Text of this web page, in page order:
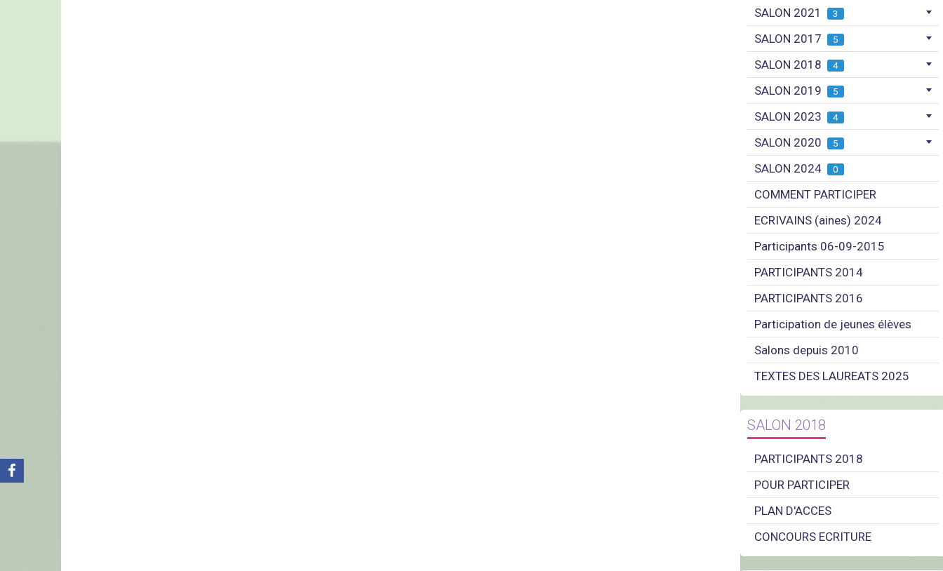
SALON 2021 3
SALON 2017 5
SALON 2018 4
SALON 2019 5
SALON 2023 4
SALON 2020 5
SALON 2024 0
COMMENT PARTICIPER
ECRIVAINS (aines) 2024
Participants 06-09-2015
PARTICIPANTS 2014
PARTICIPANTS 2016
Participation de jeunes élèves
Salons depuis 2010
TEXTES DES LAUREATS 2025
SALON 2018
PARTICIPANTS 2018
POUR PARTICIPER
PLAN D'ACCES
CONCOURS ECRITURE